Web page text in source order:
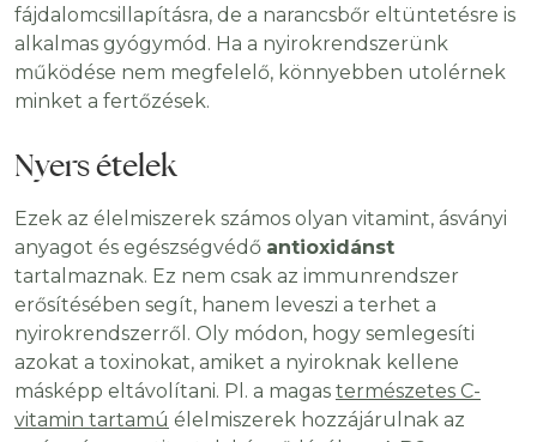
fájdalomcsillapításra, de a narancsbőr eltüntetésre is
alkalmas gyógymód. Ha a nyirokrendszerünk
működése nem megfelelő, könnyebben utolérnek
minket a fertőzések.
Nyers ételek
Ezek az élelmiszerek számos olyan vitamint, ásványi
anyagot és egészségvédő antioxidánst
tartalmaznak. Ez nem csak az immunrendszer
erősítésében segít, hanem leveszi a terhet a
nyirokrendszerről. Oly módon, hogy semlegesíti
azokat a toxinokat, amiket a nyiroknak kellene
másképp eltávolítani. Pl. a magas természetes C-
vitamin tartamú élelmiszerek hozzájárulnak az